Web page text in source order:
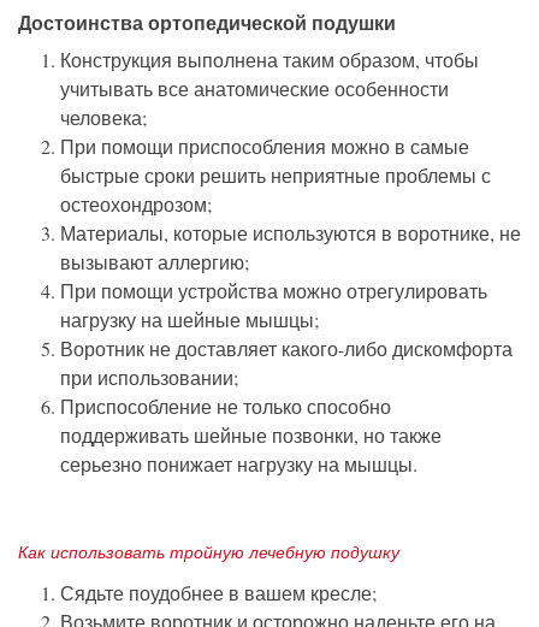
Достоинства ортопедической подушки
Конструкция выполнена таким образом, чтобы
учитывать все анатомические особенности
человека;
При помощи приспособления можно в самые
быстрые сроки решить неприятные проблемы с
остеохондрозом;
Материалы, которые используются в воротнике, не
вызывают аллергию;
При помощи устройства можно отрегулировать
нагрузку на шейные мышцы;
Воротник не доставляет какого-либо дискомфорта
при использовании;
Приспособление не только способно
поддерживать шейные позвонки, но также
серьезно понижает нагрузку на мышцы.
Как использовать тройную лечебную подушку
Сядьте поудобнее в вашем кресле;